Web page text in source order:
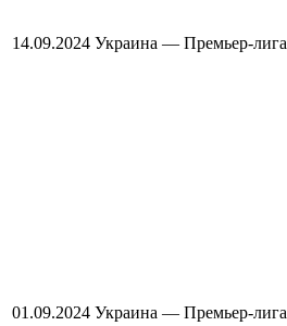
14.09.2024 Украина — Премьер-лига
01.09.2024 Украина — Премьер-лига